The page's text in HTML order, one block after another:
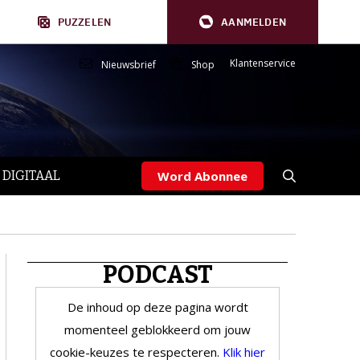
PUZZELEN AANMELDEN
Nieuwsbrief Shop Klantenservice
DIGITAAL Word Abonnee
PODCAST
De inhoud op deze pagina wordt
momenteel geblokkeerd om jouw
cookie-keuzes te respecteren. Klik hier